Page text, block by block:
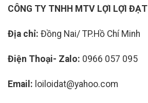
CÔNG TY TNHH MTV LỢI LỢI ĐẠT
Địa chỉ: Đồng Nai/ TP.Hồ Chí Minh
Điện Thoại- Zalo: 0966 057 095
Email: loiloidat@yahoo.com